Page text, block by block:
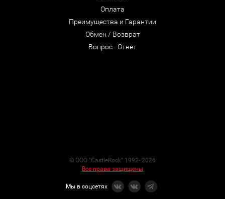
Оплата
Преимущества и Гарантии
Обмен / Возврат
Вопрос - Ответ
© ООО "CastleRock" 1992- 2026
Все права защищены
Мы в соцсетях